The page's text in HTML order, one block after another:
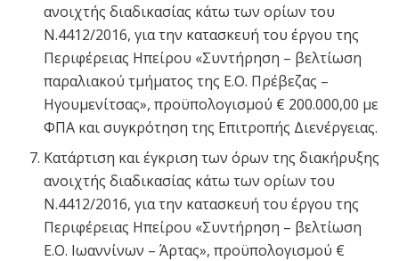
ανοιχτής διαδικασίας κάτω των ορίων του
Ν.4412/2016, για την κατασκευή του έργου της
Περιφέρειας Ηπείρου «Συντήρηση – βελτίωση
παραλιακού τμήματος της Ε.Ο. Πρέβεζας –
Ηγουμενίτσας», προϋπολογισμού € 200.000,00 με
ΦΠΑ και συγκρότηση της Επιτροπής Διενέργειας.
Κατάρτιση και έγκριση των όρων της διακήρυξης
ανοιχτής διαδικασίας κάτω των ορίων του
Ν.4412/2016, για την κατασκευή του έργου της
Περιφέρειας Ηπείρου «Συντήρηση – βελτίωση
Ε.Ο. Ιωαννίνων – Άρτας», προϋπολογισμού €